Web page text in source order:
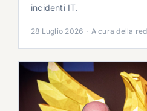
incidenti IT.
28 Luglio 2026 · A cura della